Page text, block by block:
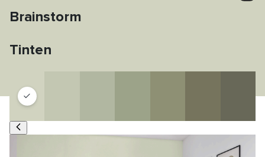
Brainstorm
Tinten